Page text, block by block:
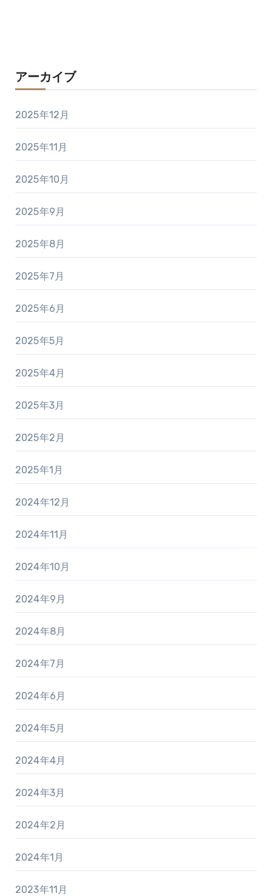
アーカイブ
2025年12月
2025年11月
2025年10月
2025年9月
2025年8月
2025年7月
2025年6月
2025年5月
2025年4月
2025年3月
2025年2月
2025年1月
2024年12月
2024年11月
2024年10月
2024年9月
2024年8月
2024年7月
2024年6月
2024年5月
2024年4月
2024年3月
2024年2月
2024年1月
2023年11月